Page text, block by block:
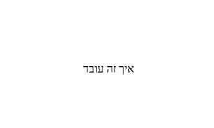
איך זה עובד